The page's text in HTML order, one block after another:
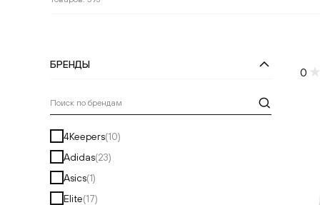
БРЕНДЫ
Поиск по брендам
4Keepers(10)
Adidas(23)
Asics(1)
Elite(17)
0